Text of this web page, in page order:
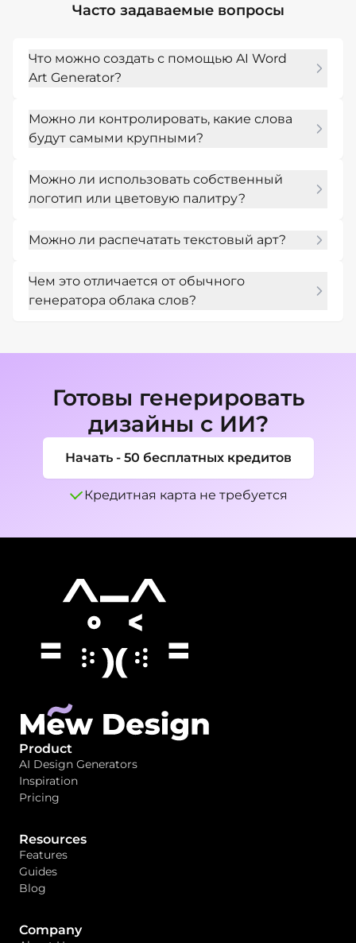
Часто задаваемые вопросы
Что можно создать с помощью AI Word
Art Generator?
декоративные имена, типографические
логотипы, таблички для учебных классов,
и арт в стиле облака слов.
Можно ли контролировать, какие слова
будут самыми крупными?
промпте, а затем используй Chat Edit, чтобы
сделать конкретные слова крупнее, меньше,
Можно ли использовать собственный
логотип или цветовую палитру?
референсы и попроси Mew Design
или направление макета.
Можно ли распечатать текстовый арт?
и экспортируй его в формате PNG, JPG или
PDF, в зависимости от нужного тебе
Чем это отличается от обычного
генератора облака слов?
различных форм.
Готовы генерировать
дизайны с ИИ?
Начать - 50 бесплатных кредитов
Кредитная карта не требуется
Product
AI Design Generators
Inspiration
Pricing
Resources
Features
Guides
Blog
Company